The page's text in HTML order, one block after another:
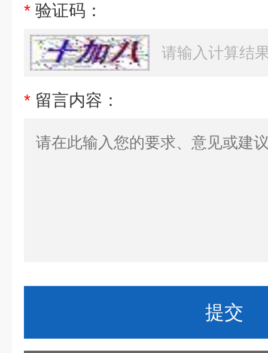
* 验证码：
* 留言内容：